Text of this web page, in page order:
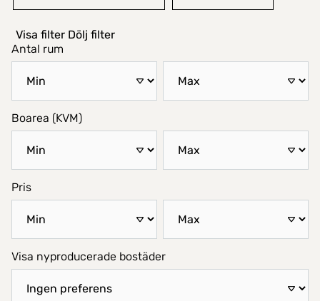
Visa filter Dölj filter
Antal rum
Boarea (KVM)
Pris
Visa nyproducerade bostäder